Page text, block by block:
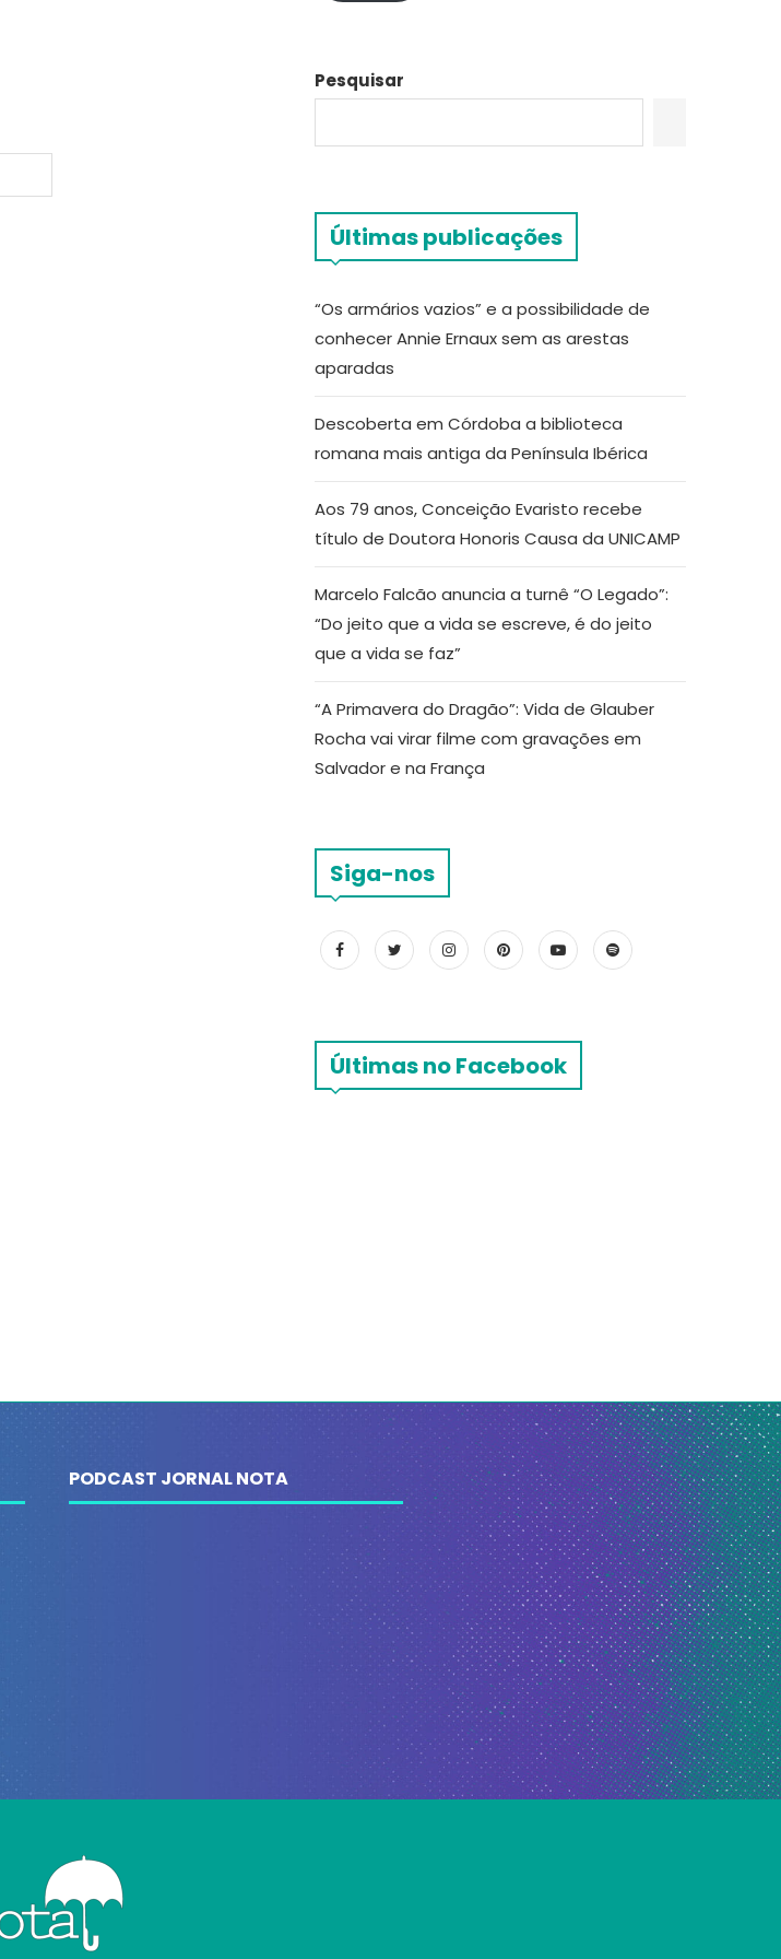
Pesquisar
Últimas publicações
“Os armários vazios” e a possibilidade de
conhecer Annie Ernaux sem as arestas
aparadas
Descoberta em Córdoba a biblioteca
romana mais antiga da Península Ibérica
Aos 79 anos, Conceição Evaristo recebe
título de Doutora Honoris Causa da UNICAMP
Marcelo Falcão anuncia a turnê “O Legado”:
“Do jeito que a vida se escreve, é do jeito
que a vida se faz”
“A Primavera do Dragão”: Vida de Glauber
Rocha vai virar filme com gravações em
Salvador e na França
Siga-nos
Últimas no Facebook
PODCAST JORNAL NOTA